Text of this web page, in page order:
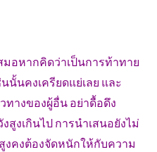
มอหากคิดว่าเป็นการท้าทาย
นคงเครียดแย่เลย และ
ทางของผู้อื่น อย่าดื้อดึง
สูงเกินไป การนำเสนอยังไม่
งคงต้องจัดหนักให้กับความ